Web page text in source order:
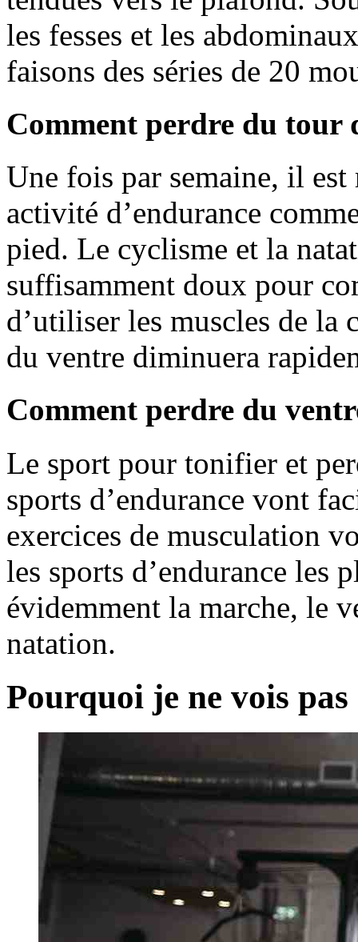
les fesses et les
faisons des séries de 20
Comment perdre du tour
Une fois par semaine, il
activité d’endurance
pied. Le cyclisme et la
suffisamment doux pour
d’utiliser les muscles de la
du ventre diminuera
Comment perdre du
Le sport pour tonifier et
sports d’endurance vont
exercices de musculation
les sports d’endurance les
évidemment la marche, le
natation.
Pourquoi je ne vois pas